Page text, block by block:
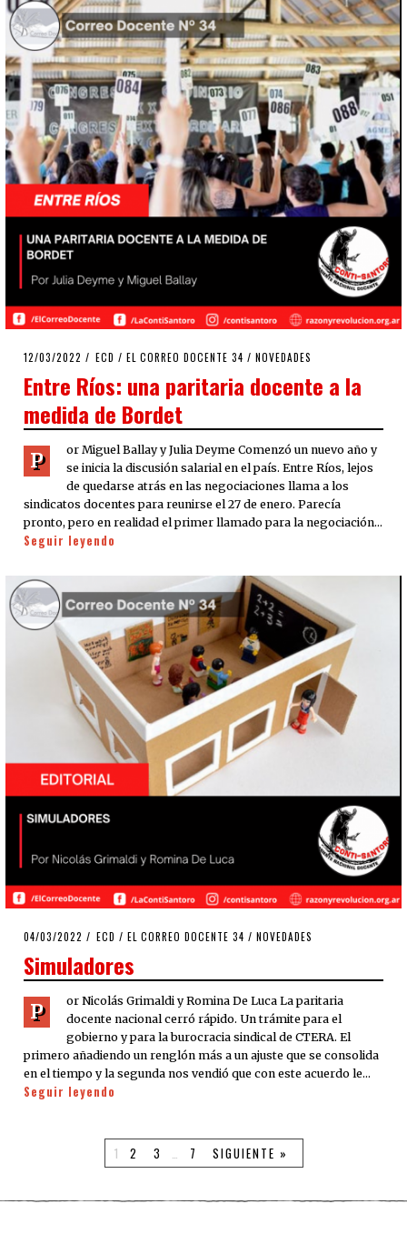
POSTED
12/03/2022 12/03/2022
ECD / EL CORREO DOCENTE 34 / NOVEDADES
Entre Ríos: una paritaria docente a la
medida de Bordet
P
or Miguel Ballay y Julia Deyme Comenzó un nuevo año y
se inicia la discusión salarial en el país. Entre Ríos, lejos
de quedarse atrás en las negociaciones llama a los
sindicatos docentes para reunirse el 27 de enero. Parecía
pronto, pero en realidad el primer llamado para la negociación…
Seguir leyendo
POSTED
04/03/2022 04/03/2022
ECD / EL CORREO DOCENTE 34 / NOVEDADES
Simuladores
P
or Nicolás Grimaldi y Romina De Luca La paritaria
docente nacional cerró rápido. Un trámite para el
gobierno y para la burocracia sindical de CTERA. El
primero añadiendo un renglón más a un ajuste que se consolida
en el tiempo y la segunda nos vendió que con este acuerdo le…
Seguir leyendo
1 2 3 7 SIGUIENTE »